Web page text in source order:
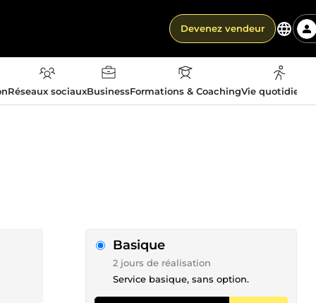
Devenez vendeur
Réseaux sociauxBusinessFormations & CoachingVie
Basique
2 jours de réalisation
Service basique, sans option.